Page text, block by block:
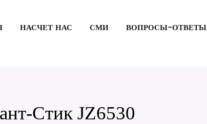
НАСЧЕТ НАС СМИ ВОПРОСЫ-ОТВЕТЫ
Стик JZ6530